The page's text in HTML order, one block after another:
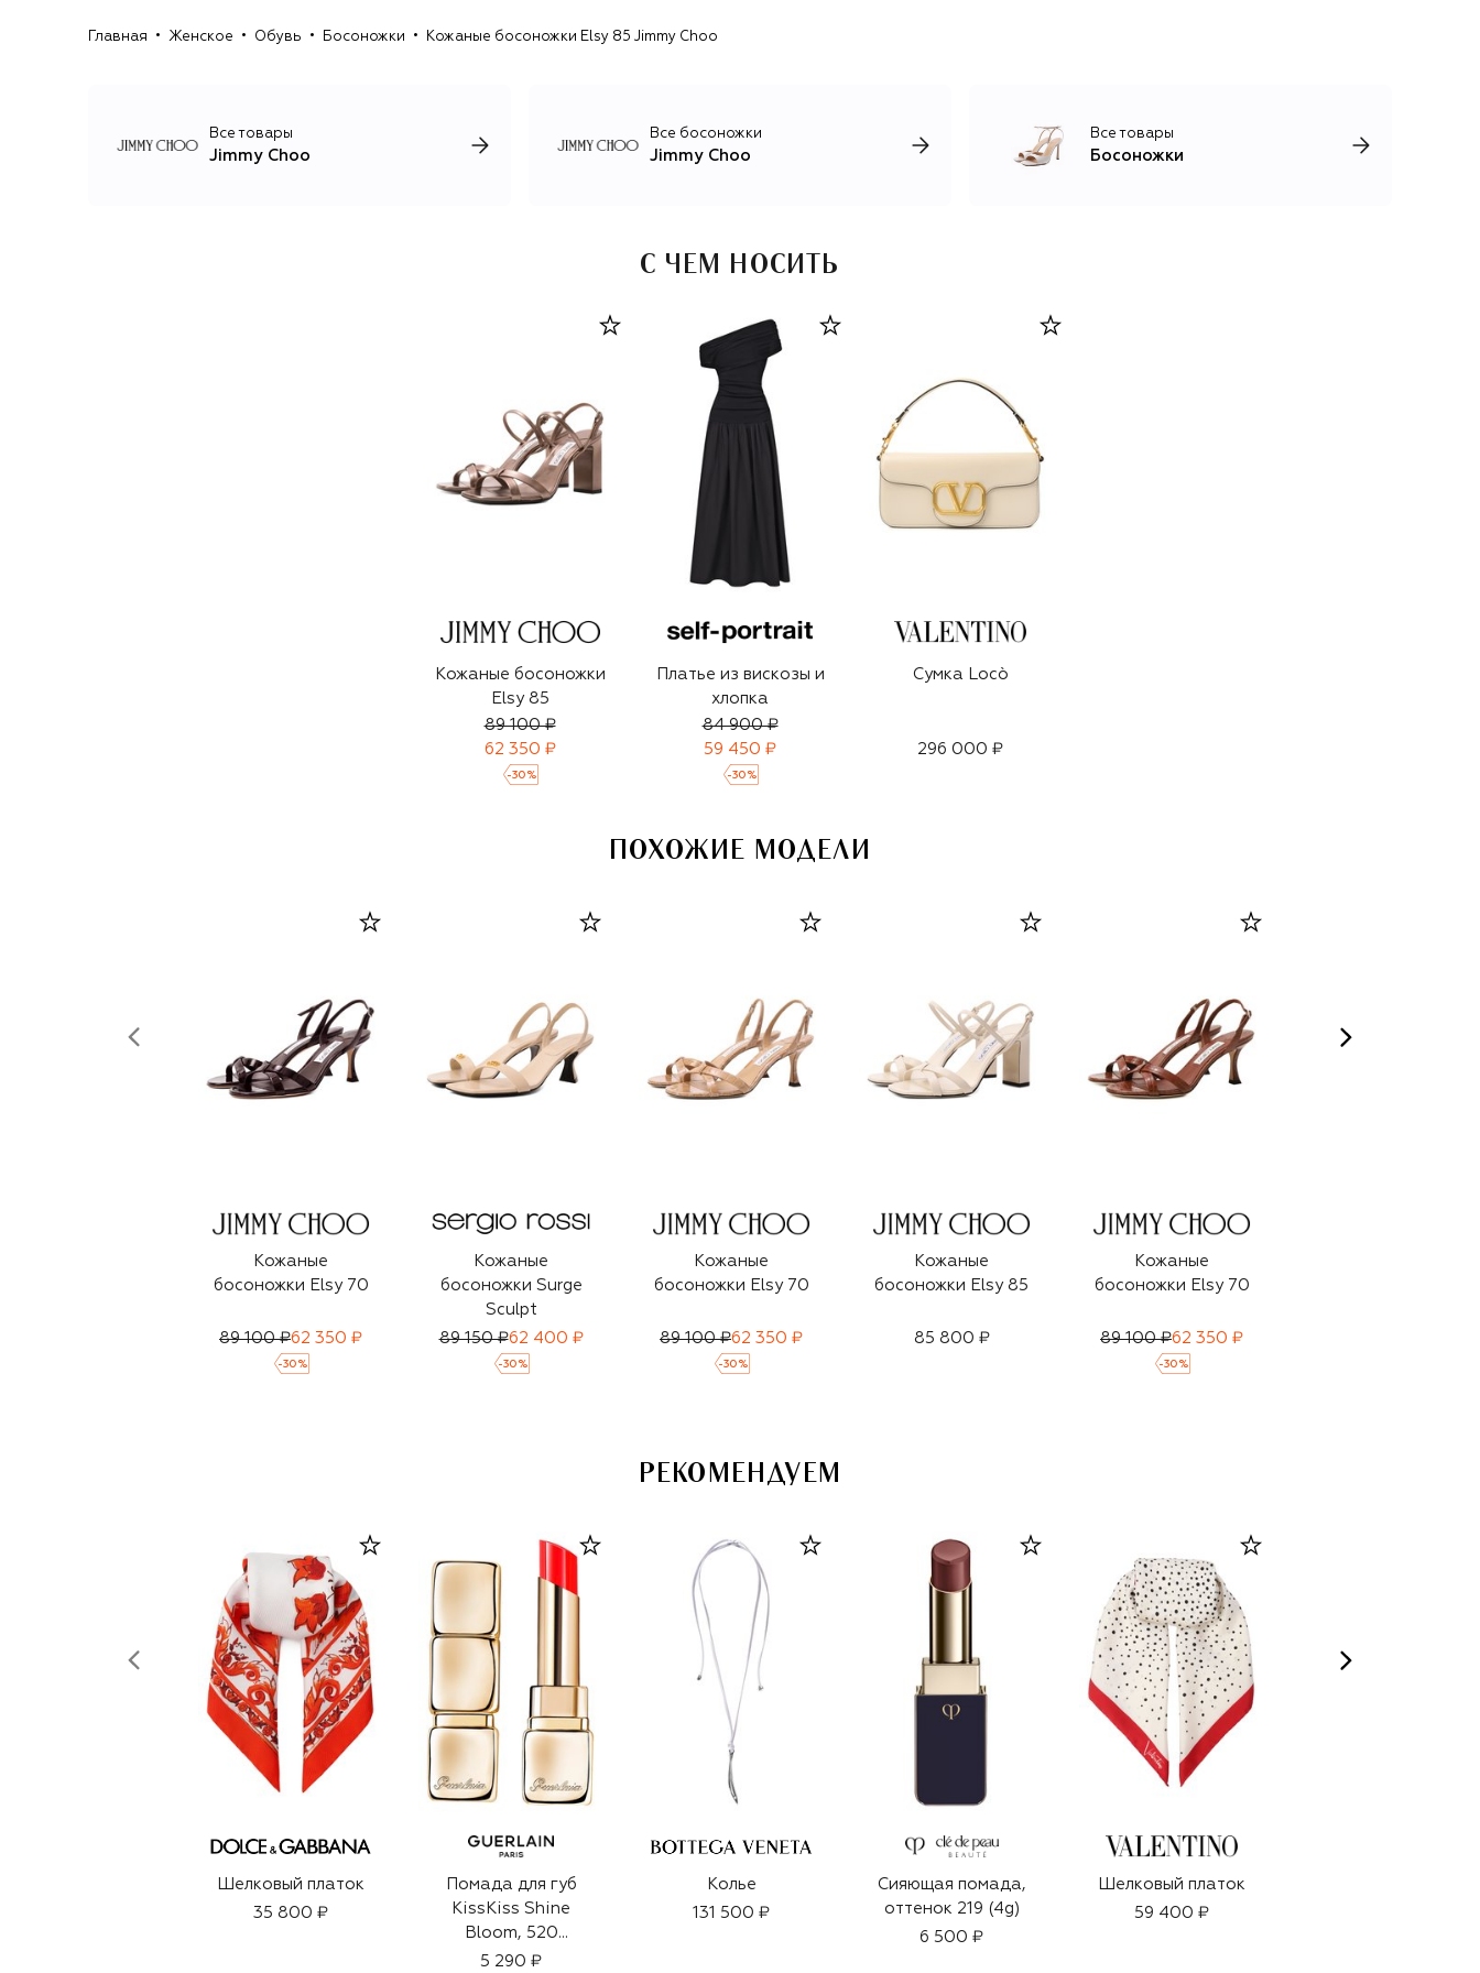
Главная Женское Обувь Босоножки Кожаные босоножки Elsy 85 Jimmy Choo
Все товары
Jimmy Choo
Все босоножки
Jimmy Choo
Все товары
Босоножки
С ЧЕМ НОСИТЬ
Кожаные босоножки
Elsy 85
89 100 ₽
62 350 ₽
-30 %
Платье из вискозы и
хлопка
84 900 ₽
59 450 ₽
-30 %
Сумка Locò
296 000 ₽
ПОХОЖИЕ МОДЕЛИ
Кожаные
босоножки Elsy 70
89 100 ₽62 350 ₽
-30 %
Кожаные
босоножки Surge
Sculpt
89 150 ₽62 400 ₽
-30 %
Кожаные
босоножки Elsy 70
89 100 ₽62 350 ₽
-30 %
Кожаные
босоножки Elsy 85
85 800 ₽
Кожаные
босоножки Elsy 70
89 100 ₽62 350 ₽
-30 %
РЕКОМЕНДУЕМ
Шелковый платок
35 800 ₽
Помада для губ
KissKiss Shine
Bloom, 520
Цветение любви
5 290 ₽
Колье
131 500 ₽
Сияющая помада,
оттенок 219 (4g)
6 500 ₽
Шелковый платок
59 400 ₽